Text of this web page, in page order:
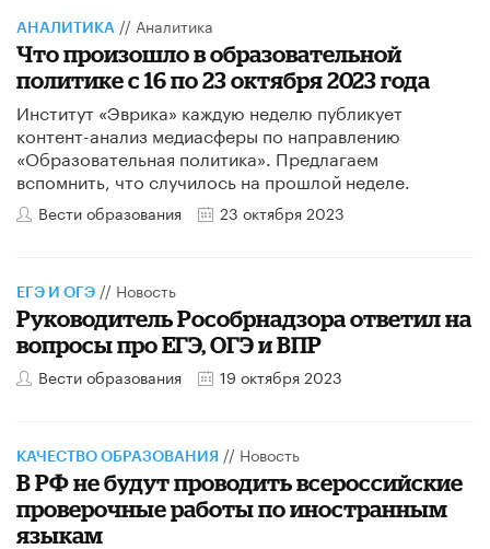
АНАЛИТИКА // Аналитика
Что произошло в образовательной
политике с 16 по 23 октября 2023 года
Институт «Эврика» каждую неделю публикует
контент-анализ медиасферы по направлению
«Образовательная политика». Предлагаем
вспомнить, что случилось на прошлой неделе.
Вести образования 23 октября 2023
ЕГЭ И ОГЭ // Новость
Руководитель Рособрнадзора ответил на
вопросы про ЕГЭ, ОГЭ и ВПР
Вести образования 19 октября 2023
КАЧЕСТВО ОБРАЗОВАНИЯ // Новость
В РФ не будут проводить всероссийские
проверочные работы по иностранным
языкам